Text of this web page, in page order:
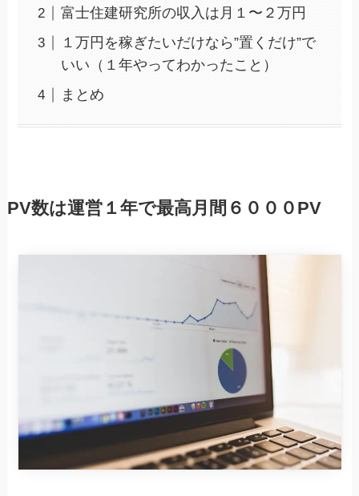
富士住建研究所の収入は月１〜２万円
１万円を稼ぎたいだけなら”置くだけ”で
いい（１年やってわかったこと）
まとめ
PV数は運営１年で最高月間６０００PV